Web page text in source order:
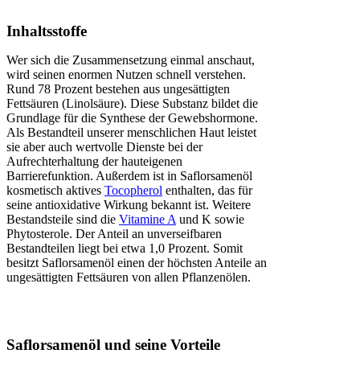
Inhaltsstoffe
Wer sich die Zusammensetzung einmal anschaut,
wird seinen enormen Nutzen schnell verstehen.
Rund 78 Prozent bestehen aus ungesättigten
Fettsäuren (Linolsäure). Diese Substanz bildet die
Grundlage für die Synthese der Gewebshormone.
Als Bestandteil unserer menschlichen Haut leistet
sie aber auch wertvolle Dienste bei der
Aufrechterhaltung der hauteigenen
Barrierefunktion. Außerdem ist in Saflorsamenöl
kosmetisch aktives Tocopherol enthalten, das für
seine antioxidative Wirkung bekannt ist. Weitere
Bestandsteile sind die Vitamine A und K sowie
Phytosterole. Der Anteil an unverseifbaren
Bestandteilen liegt bei etwa 1,0 Prozent. Somit
besitzt Saflorsamenöl einen der höchsten Anteile an
ungesättigten Fettsäuren von allen Pflanzenölen.
Saflorsamenöl und seine Vorteile